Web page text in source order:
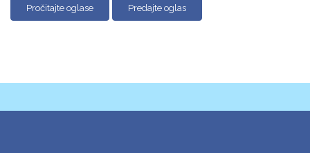
Pročitajte oglase Predajte oglas